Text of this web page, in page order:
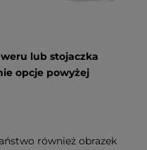
lub stojaczka
opcje powyżej
również obrazek